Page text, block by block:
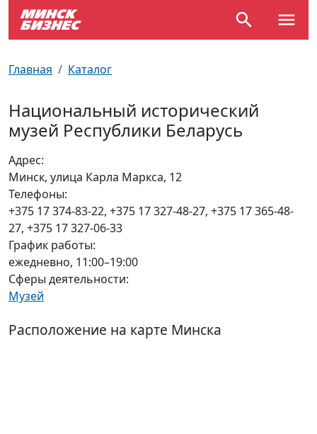
Главная Каталог
Национальный исторический
музей Республики Беларусь
Адрес:
Минск, улица Карла Маркса, 12
Телефоны:
+375 17 374-83-22, +375 17 327-48-27, +375 17 365-48-
27, +375 17 327-06-33
График работы:
ежедневно, 11:00–19:00
Сферы деятельности:
Музей
Расположение на карте Минска
Возле метро
Почтовые индексы
Улицы Минска
Производственный календарь
Документы для ЗАГСа
Схема метро
Пробки на дорогах
Самолеты